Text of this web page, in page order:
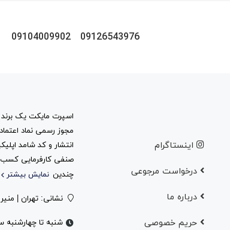
09126543976
09104009902
اینستاگرام
درخواست مرجوعی
در‌باره ما
حریم خصوصی
مجوز رسمی نماد
چندین نمایش بیشتر
نشانی: تهران |
شنبه تا چهارشنبه ساعت 10 الی 20 پاسخ